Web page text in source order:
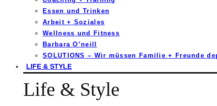
Essen und Trinken
Arbeit + Soziales
Wellness und Fitness
Barbara O’neill
SOLUTIONS – Wir müssen Familie + Freunde
LIFE & STYLE
Life & Style